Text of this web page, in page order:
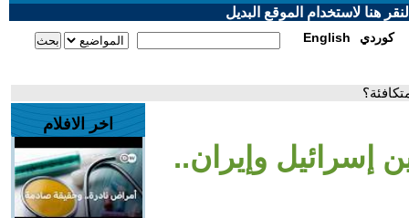
هنا لاستخدام الموقع البديل
English كوردي
إسرائيل وإيران..
اخر الافلام